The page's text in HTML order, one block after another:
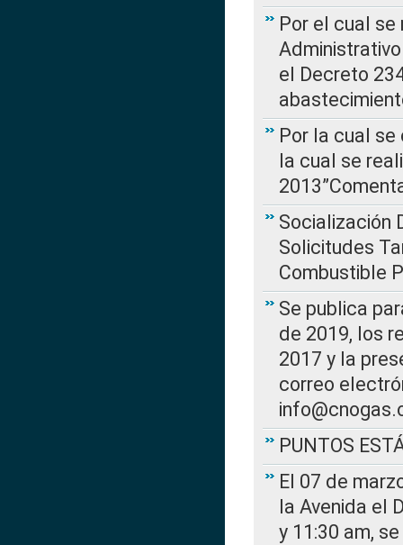
Por el cual
el Decreto
Por la cual se
la cual se
Socialización
Solicitudes
Combustible
Se publica
de 2019, los
2017 y la
correo
PUNTOS
El 07 de
la Avenida el
y 11:30 am,